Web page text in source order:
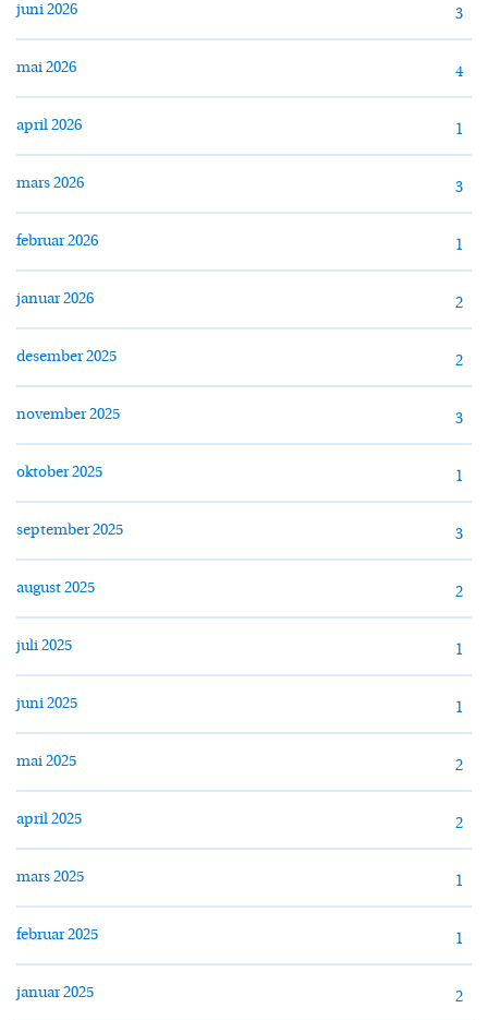
juni 2026 3
mai 2026 4
april 2026 1
mars 2026 3
februar 2026 1
januar 2026 2
desember 2025 2
november 2025 3
oktober 2025 1
september 2025 3
august 2025 2
juli 2025 1
juni 2025 1
mai 2025 2
april 2025 2
mars 2025 1
februar 2025 1
januar 2025 2